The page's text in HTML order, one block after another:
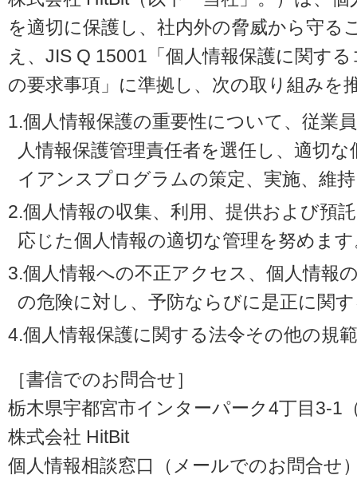
を適切に保護し、社内外の脅威から守る
え、JIS Q 15001「個人情報保護に関す
の要求事項」に準拠し、次の取り組みを
1.個人情報保護の重要性について、従業
人情報保護管理責任者を選任し、適切
イアンスプログラムの策定、実施、維
2.個人情報の収集、利用、提供および預
応じた個人情報の適切な管理を努めま
3.個人情報への不正アクセス、個人情報
の危険に対し、予防ならびに是正に関
4.個人情報保護に関する法令その他の規
［書信でのお問合せ］
栃木県宇都宮市インターパーク4丁目3-1
株式会社 HitBit
個人情報相談窓口（メールでのお問合せ